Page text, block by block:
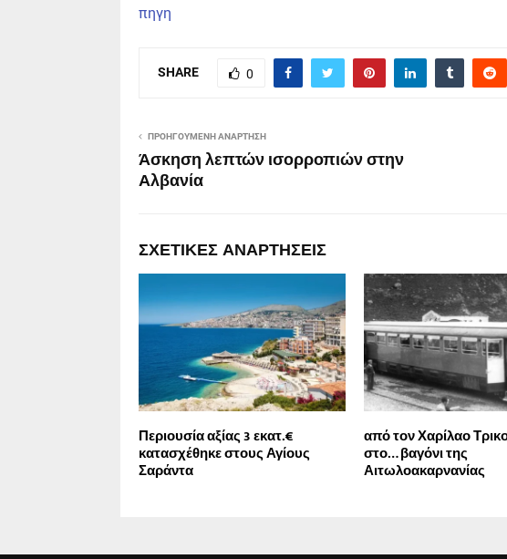
πηγη
SHARE 0
ΠΡΟΗΓΟΎΜΕΝΗ ΑΝΆΡΤΗΣΗ
Άσκηση λεπτών ισορροπιών στην
Αλβανία
ΣΧΕΤΙΚΈΣ ΑΝΑΡΤΉΣΕΙΣ
Περιουσία αξίας 3 εκατ.€
κατασχέθηκε στους Αγίους
Σαράντα
από τον Χαρίλαο
στο… βαγόνι της
Αιτωλοακαρνανίας